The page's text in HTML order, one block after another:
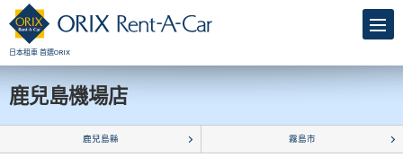
日本租車 首選ORIX
鹿兒島機場店
鹿兒島縣 霧島市